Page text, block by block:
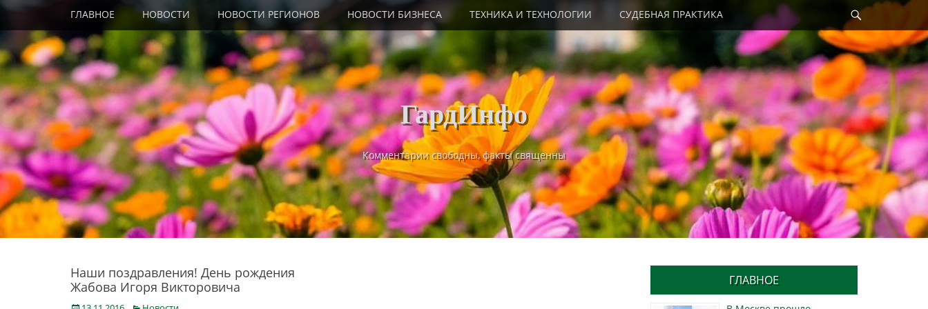
content
Primary Menu
ГЛАВНОЕ НОВОСТИ НОВОСТИ РЕГИОНОВ НОВОСТИ БИЗНЕСА ТЕХНИКА И ТЕХНОЛОГИИ СУДЕБНАЯ ПРАКТИКА
Найти
ГардИнфо
Комментарии свободны, факты священны
Наши поздравления! День рождения
Жабова Игоря Викторовича
ГЛАВНОЕ